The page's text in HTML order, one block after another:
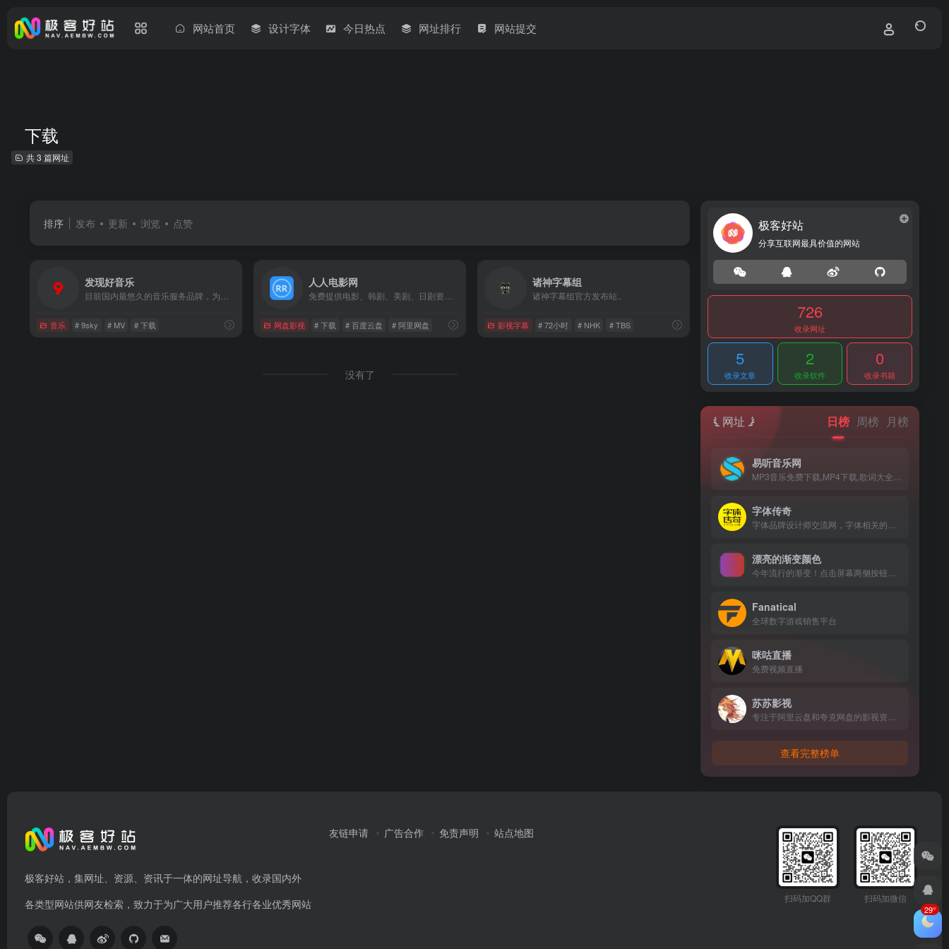
网站首页 设计字体 今日热点 网址排行 网站提交
下载
共 3 篇网址
排序 发布 更新 浏览 点赞
发现好音乐
音乐 # 9sky # MV # 下载
人人电影网
网盘影视 # 下载 # 百度云盘 # 阿里网盘
诸神字幕组
诸神字幕组官方发布站..
影视字幕 # 72小时 # NHK # TBS
没有了
极客好站
分享互联网最具价值的网站
726
收录网址
5
收录文章
2
收录软件
0
收录书籍
网址 日榜 周榜 月榜
易听音乐网
字体传奇
漂亮的渐变颜色
Fanatical
全球数字游戏销售平台
咪咕直播
免费视频直播
苏苏影视
查看完整榜单
极客好站，集网址、资源、资讯于一体的网址导航，收录国内外
各类型网站供网友检索，致力于为广大用户推荐各行各业优秀网站
友链申请 广告合作 免责声明 站点地图
扫码加QQ群 扫码加微信
29°